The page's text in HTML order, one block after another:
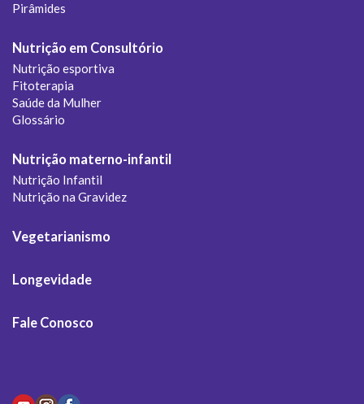
Pirâmides
Nutrição em Consultório
Nutrição esportiva
Fitoterapia
Saúde da Mulher
Glossário
Nutrição materno-infantil
Nutrição Infantil
Nutrição na Gravidez
Vegetarianismo
Longevidade
Fale Conosco